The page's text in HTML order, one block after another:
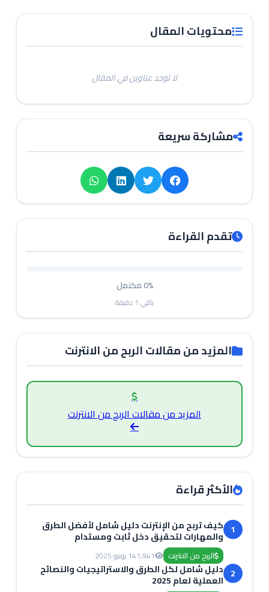
محتويات المقال
لا توجد عناوين في المقال
مشاركة سريعة
تقدم القراءة
0%مكتمل
باقي 1 دقيقة
المزيد من مقالات الربح من الانترنت
المزيد من مقالات الربح من الانترنت
الأكثر قراءة
1 كيف تربح من الإنترنت دليل شامل لأفضل الطرق
والمهارات لتحقيق دخل ثابت ومستدام
الربح من الانترنت 1,94114 يونيو 2025
2 دليل شامل لكل الطرق والاستراتيجيات والنصائح
العملية لعام 2025